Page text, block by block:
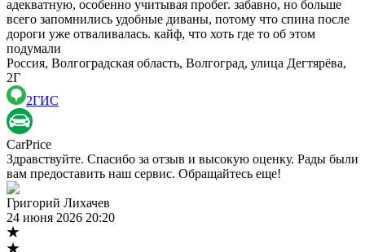
адекватную, особенно учитывая пробег. забавно, но больше
всего запомнились удобные диваны, потому что спина после
дороги уже отваливалась. кайф, что хоть где то об этом
подумали
Россия, Волгоградская область, Волгоград, улица Дегтярёва,
2Г
2ГИС
CarPrice
Здравствуйте. Спасибо за отзыв и высокую оценку. Рады были
вам предоставить наш сервис. Обращайтесь еще!
Григорий Лихачев
24 июня 2026 20:20